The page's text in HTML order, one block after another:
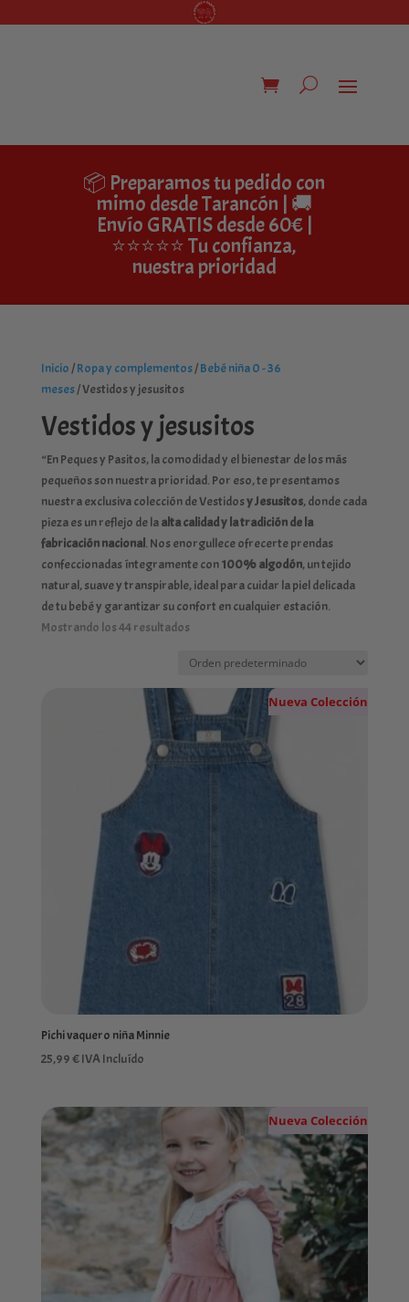
📦 Preparamos tu pedido con
mimo desde Tarancón | 🚚
Envío GRATIS desde 60€ |
⭐⭐⭐⭐⭐ Tu confianza,
nuestra prioridad
Inicio /Ropa y complementos/Bebé niña 0 - 36
meses/ Vestidos y jesusitos
Vestidos y jesusitos
“En Peques y Pasitos, la comodidad y el bienestar de los más
pequeños son nuestra prioridad. Por eso, te presentamos
nuestra exclusiva colección de Vestidosy Jesusitos, donde cada
pieza es un reflejo de laalta calidad y la tradición de la
fabricación nacional. Nos enorgullece ofrecerte prendas
confeccionadas íntegramente con100% algodón, un tejido
natural, suave y transpirable, ideal para cuidar la piel delicada
de tu bebé y garantizar su confort en cualquier estación.
Mostrando los 44 resultados
Nueva Colección
Pichi vaquero niña Minnie
25,99€IVA Incluído
Nueva Colección